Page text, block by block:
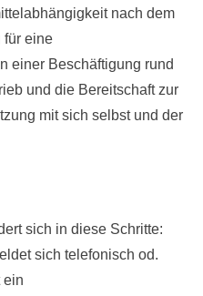
nach dem
für eine
einer Beschäftigung rund
und die Bereitschaft zur
mit sich selbst und der
sich in diese Schritte:
sich telefonisch od.
ein